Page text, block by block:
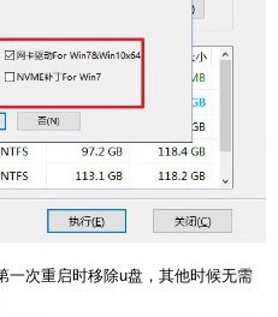
一次重启时移除u盘，其他时候无需